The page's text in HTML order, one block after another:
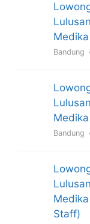
Bandung
Bandung
Staff)